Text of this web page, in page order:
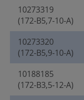
10273319
(172-B5,7-10-A)
10273320
(172-B5,9-10-A)
10188185
(172-B3,5-12-A)